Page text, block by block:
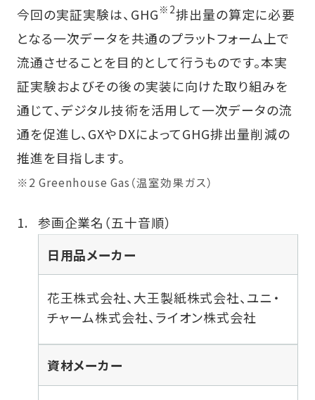
今回の実証実験は、GHG ※2排出量の算定に必要
となる一次データを共通のプラットフォーム上で
流通させることを目的として行うものです。本実
証実験およびその後の実装に向けた取り組みを
通じて、デジタル技術を活用して一次データの流
通を促進し、GXやDXによってGHG排出量削減の
推進を目指します。
※2 Greenhouse Gas（温室効果ガス）
参画企業名（五十音順）
日用品メーカー
花王株式会社、大王製紙株式会社、ユニ・
チャーム株式会社、ライオン株式会社
資材メーカー